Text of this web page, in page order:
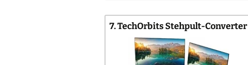
7. TechOrbits Stehpult-Converter